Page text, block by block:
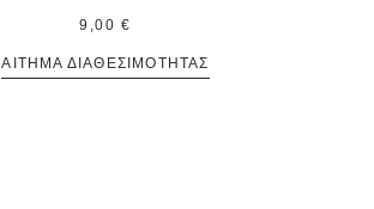
9,00€
ΑΊΤΗΜΑ ΔΙΑΘΕΣΙΜΌΤΗΤΑΣ